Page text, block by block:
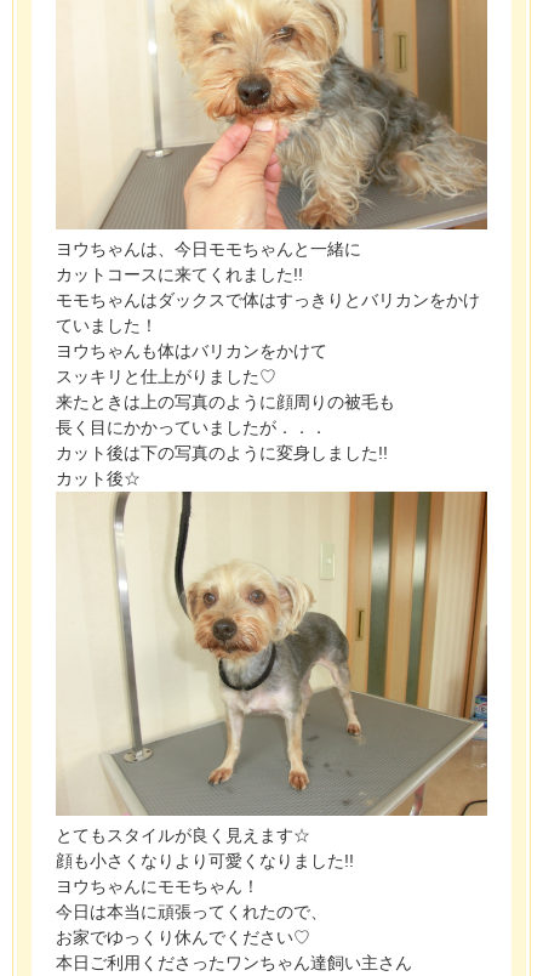
ヨウちゃんは、今日モモちゃんと一緒に
カットコースに来てくれました!!
モモちゃんはダックスで体はすっきりとバリカンをかけ
ていました！
ヨウちゃんも体はバリカンをかけて
スッキリと仕上がりました♡
来たときは上の写真のように顔周りの被毛も
長く目にかかっていましたが．．．
カット後は下の写真のように変身しました!!
カット後☆
とてもスタイルが良く見えます☆
顔も小さくなりより可愛くなりました!!
ヨウちゃんにモモちゃん！
今日は本当に頑張ってくれたので、
お家でゆっくり休んでください♡
本日ご利用くださったワンちゃん達飼い主さん